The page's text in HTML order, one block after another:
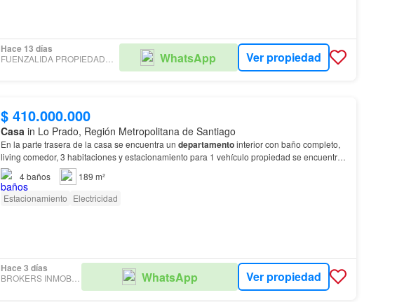
Hace 13 días
FUENZALIDA PROPIEDADES – MAIPÚ PLAZA WhatsApp Ver propiedad
$ 410.000.000
Casa in Lo Prado, Región Metropolitana de Santiago
En la parte trasera de la casa se encuentra un departamentointerior con baño completo,
living comedor, 3 habitaciones y estacionamiento para 1 vehículo propiedad se encuentra
una casa totalmente habitable ( en este momento v…
4baños
189 m²
Estacionamiento Electricidad
Hace 3 días
BROKERS INMOBILIARIOS WhatsApp Ver propiedad